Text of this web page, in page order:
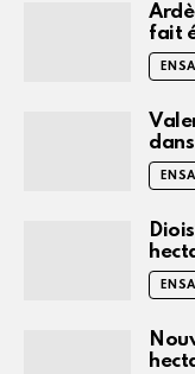
fait
EN
EN
EN